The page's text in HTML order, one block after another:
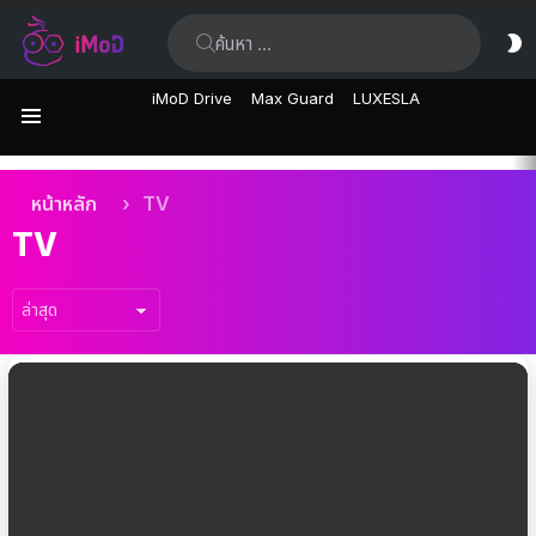
iMoD Drive Max Guard LUXESLA
เรื่อง
ล่าสุด
คุณอยู่ที่นี่:
หน้าหลัก TV
TV
เรื่อง